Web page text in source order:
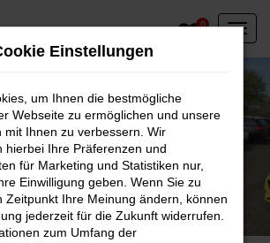
0
vor Ort
Sie unsere sofort verfügbaren
Einstellungen
um Ihnen die bestmögliche
Webseite zu ermöglichen und unsere
mit Ihnen zu verbessern. Wir
hierbei Ihre Präferenzen und
für Marketing und Statistiken nur,
Einwilligung geben. Wenn Sie zu
Zeitpunkt Ihre Meinung ändern, können
jederzeit für die Zukunft widerrufen.
zum Umfang der